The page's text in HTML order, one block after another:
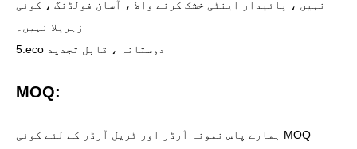
نہیں ، پائیدار اینٹی خشک کرنے والا ، آسان فولڈنگ ، کوئی
زہریلا نہیں۔
5.eco دوستانہ ، قابل تجدید
MOQ:
ہمارے پاس نمونہ آرڈر اور ٹریل آرڈر کے لئے کوئی MOQ